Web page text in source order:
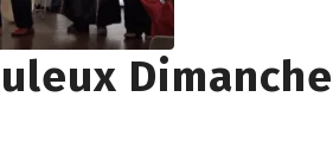
Dimanche